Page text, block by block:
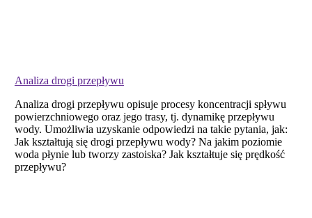
Analiza drogi przepływu
Analiza drogi przepływu opisuje procesy koncentracji spływu
powierzchniowego oraz jego trasy, tj. dynamikę przepływu
wody. Umożliwia uzyskanie odpowiedzi na takie pytania, jak:
Jak kształtują się drogi przepływu wody? Na jakim poziomie
woda płynie lub tworzy zastoiska? Jak kształtuje się prędkość
przepływu?